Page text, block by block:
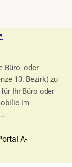
Büro- oder
13. Bezirk) zu
Ihr Büro oder
im
A-